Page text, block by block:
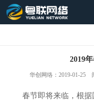
2019
华创网络：2019-01-25
春节即将来临，根